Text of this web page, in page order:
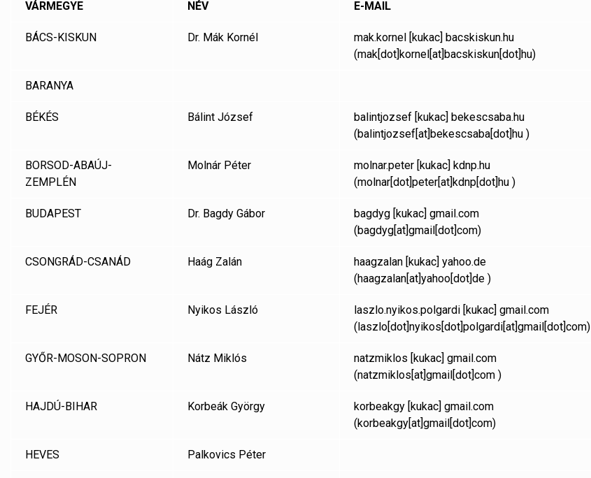
VÁRMEGYE NÉV E-MAIL
BÁCS-KISKUN Dr. Mák Kornél mak.kornel [kukac] bacskiskun.hu
(mak[dot]kornel[at]bacskiskun[dot]hu)
BARANYA
BÉKÉS Bálint József balintjozsef [kukac] bekescsaba.hu
(balintjozsef[at]bekescsaba[dot]hu )
BORSOD-ABAÚJ-
ZEMPLÉN
Molnár Péter molnar.peter [kukac] kdnp.hu
(molnar[dot]peter[at]kdnp[dot]hu )
BUDAPEST Dr. Bagdy Gábor bagdyg [kukac] gmail.com
(bagdyg[at]gmail[dot]com)
CSONGRÁD-CSANÁD Haág Zalán haagzalan [kukac] yahoo.de
(haagzalan[at]yahoo[dot]de )
FEJÉR Nyikos László laszlo.nyikos.polgardi [kukac] gmail.com
(laszlo[dot]nyikos[dot]polgardi[at]gmail[dot]com)
GYŐR-MOSON-SOPRON Nátz Miklós natzmiklos [kukac] gmail.com
(natzmiklos[at]gmail[dot]com )
HAJDÚ-BIHAR Korbeák György korbeakgy [kukac] gmail.com
(korbeakgy[at]gmail[dot]com)
HEVES Palkovics Péter